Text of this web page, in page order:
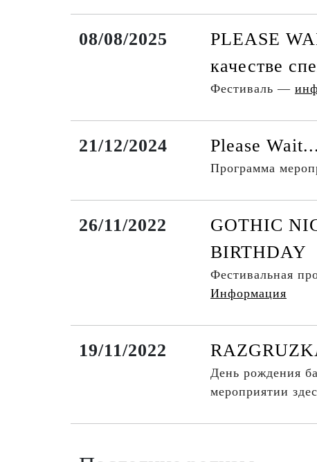
08/08/2025
PLEASE
качестве
Фестиваль —
21/12/2024 Please
Программа
26/11/2022
GOTHIC
BIRTHDAY
Фестивальная
Информация
19/11/2022
День рождения
мероприятии